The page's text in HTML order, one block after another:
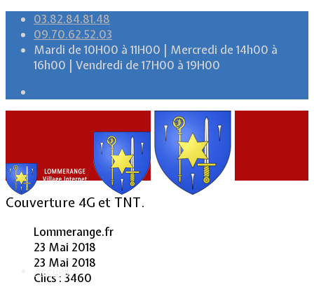
03.82.84.81.48
09.70.62.52.03
Mardi de 10H00 à 11H00 | Mercredi de 14h00 à
16h00 | Vendredi de 17H00 à 19H00
Accueil
Couverture 4G et TNT.
Lommerange.fr
23 Mai 2018
23 Mai 2018
Clics : 3460